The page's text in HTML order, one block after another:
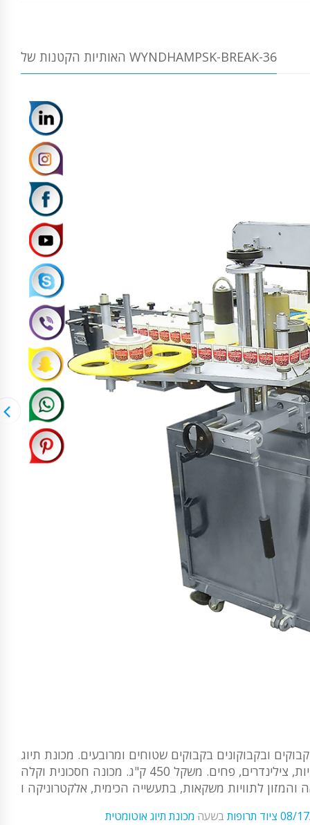
האותיות הקטנות של WYNDHAMPSK-BREAK-36
ובקבוקונים בקבוקים שטוחים ומרובעים. מכונת תיוג
מיועדת לתיוג דו צדדי לכל סוגי בקבוקי הזכוכית והפלסטיק, צלוחיות, צילינדרים, פחים. משקל 450 ק"ג. מכונה חסכונית וקלה
08/ ציוד תרופות בשעה מכונת תיוג אוטומטית